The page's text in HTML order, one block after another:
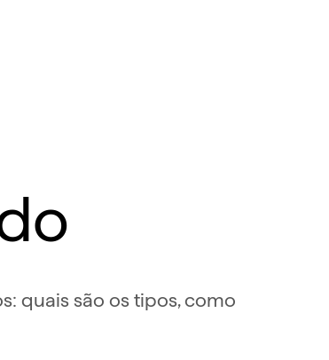
quais são os tipos, como